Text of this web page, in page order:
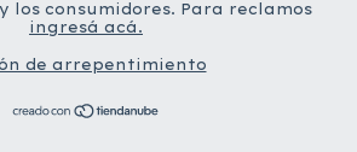
los consumidores. Para reclamos
ingresá acá.
de arrepentimiento